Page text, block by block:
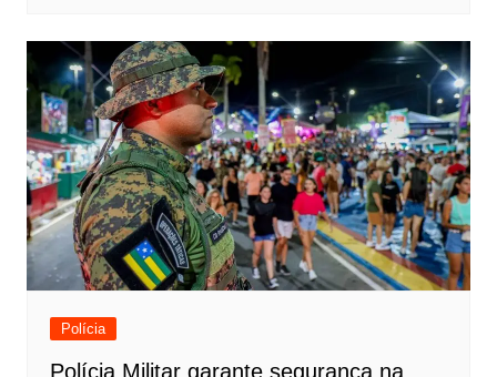
Polícia
Polícia Militar garante segurança na